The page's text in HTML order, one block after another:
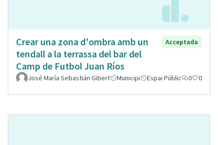
Crear una zona d'ombra amb un
tendall a la terrassa del bar del
Camp de Futbol Juan Ríos
Acceptada
José María Sebastián Gibert Municipi Espai Públic 0 0